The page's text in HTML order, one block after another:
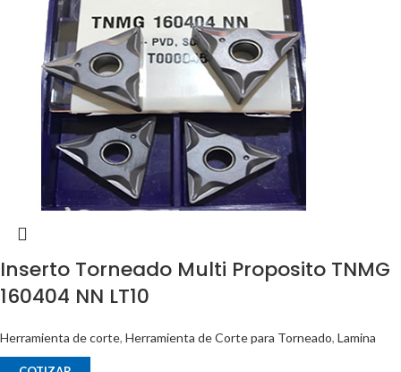
Inserto Torneado Multi Proposito TNMG
160404 NN LT10
Herramienta de corte, Herramienta de Corte para Torneado, Lamina